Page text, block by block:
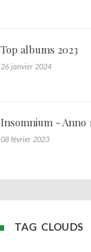
Top albums 2023
26 janvier 2024
Insomnium - Anno
08 février 2023
TAG CLOUDS